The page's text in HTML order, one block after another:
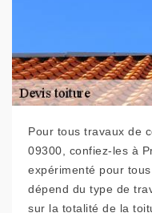
Pour tous travaux de
09300, confiez-les à
expérimenté pour
dépend du type de
sur la totalité de la